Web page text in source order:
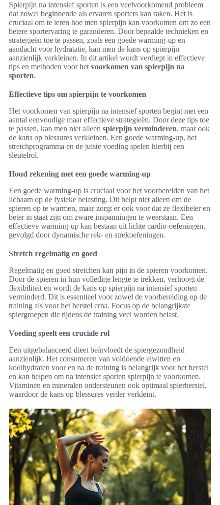
Spierpijn na intensief sporten is een veelvoorkomend probleem
dat zowel beginnende als ervaren sporters kan raken. Het is
cruciaal om te leren hoe men spierpijn kan voorkomen om zo een
betere sportervaring te garanderen. Door bepaalde technieken en
strategieën toe te passen, zoals een goede warming-up en
aandacht voor hydratatie, kan men de kans op spierpijn
aanzienlijk verkleinen. In dit artikel wordt verdiept in effectieve
tips en methoden voor het voorkomen van spierpijn na
sporten.
Effectieve tips om spierpijn te voorkomen
Het voorkomen van spierpijn na intensief sporten begint met een
aantal eenvoudige maar effectieve strategieën. Door deze tips toe
te passen, kan men niet alleen spierpijn verminderen, maar ook
de kans op blessures verkleinen. Een goede warming-up, het
stretchprogramma en de juiste voeding spelen hierbij een
sleutelrol.
Houd rekening met een goede warming-up
Een goede warming-up is cruciaal voor het voorbereiden van het
lichaam op de fysieke belasting. Dit helpt niet alleen om de
spieren op te warmen, maar zorgt er ook voor dat ze flexibeler en
beter in staat zijn om zware inspanningen te weerstaan. Een
effectieve warming-up kan bestaan uit lichte cardio-oefeningen,
gevolgd door dynamische rek- en strekoefeningen.
Stretch regelmatig en goed
Regelmatig en goed stretchen kan pijn in de spieren voorkomen.
Door de spieren in hun volledige lengte te trekken, verhoogt de
flexibiliteit en wordt de kans op spierpijn na intensief sporten
verminderd. Dit is essentieel voor zowel de voorbereiding op de
training als voor het herstel erna. Focus op de belangrijkste
spiergroepen die tijdens de training veel worden belast.
Voeding speelt een cruciale rol
Een uitgebalanceerd dieet beïnvloedt de spiergezondheid
aanzienlijk. Het consumeren van voldoende eiwitten en
koolhydraten voor en na de training is belangrijk voor het herstel
en kan helpen om na intensief sporten spierpijn te voorkomen.
Vitaminen en mineralen ondersteunen ook optimaal spierherstel,
waardoor de kans op blessures verder verkleint.